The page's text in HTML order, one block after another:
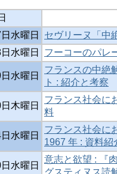
水曜日
セヴリーヌ「中
水曜日
フーコーのパレ
水曜日
フランスの中絶
ト : 紹介と考察
木曜日
フランス社会に
料
水曜日
フランス社会
1967 年 : 資料紹
水曜日
意志と欲望 : 『